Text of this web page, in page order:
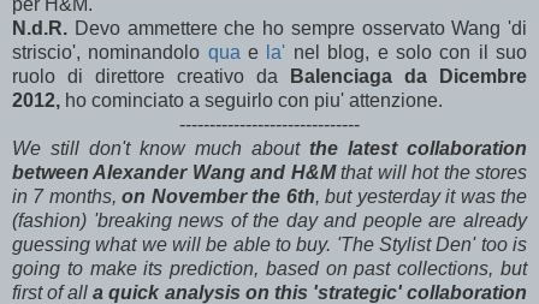
N.d.R. Devo ammettere che ho sempre osservato Wang 'di
striscio', nominandolo qua e la' nel blog, e solo con il suo
ruolo di direttore creativo da
Balenciaga da Dicembre
2012, ho cominciato a seguirlo con piu' attenzione.
------------------------------
We still don't know much about the latest collaboration
between Alexander Wang and H&Mthat will hot the stores
in 7 months,on November the 6th, but yesterday it was the
(fashion) 'breaking news of the day and people are already
guessing what we will be able to buy. 'The Stylist Den' too is
going to make its prediction, based on past collections, but
first of alla quick analysis on this 'strategic' collaboration